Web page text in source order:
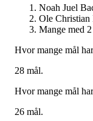
Noah Juel
Ole Christian
Mange med
Hvor mange mål
28 mål.
Hvor mange mål
26 mål.